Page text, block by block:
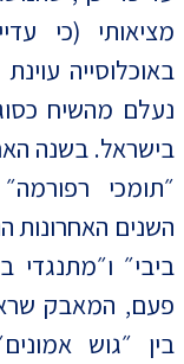
מציאותי (כי
באוכלוסייה
נעלם מהשיח
בישראל. בשנה
״תומכי
השנים האחרונות
ביבי״
פעם, המאבק
בין ״גוש